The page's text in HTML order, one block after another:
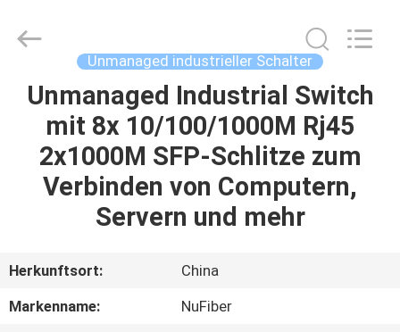
HAUS
PRODUKTE
FABRIK-
Co.,Ltd.
Unmanaged industrieller Schalter
Unmanaged Industrial Switch
mit 8x 10/100/1000M Rj45
2x1000M SFP-Schlitze zum
Verbinden von Computern,
Servern und mehr
Herkunftsort:
China
Markenname:
NuFiber